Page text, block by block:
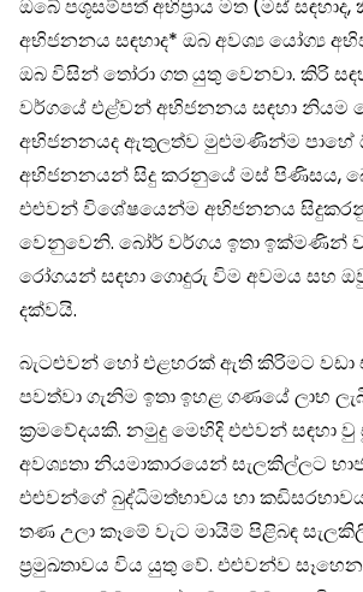
ඔබේ පශූසම්පත් අභිප‍්‍රාය මත (මස් සඳහාද,
අභිජනනය සඳහාද* ඔබ අවශ්‍ය යෝග්‍ය
ඔබ විසින් තෝරා ගත යුතු වෙනවා. කිරි
වර්ගයේ එළ්වන් අභිජනනය සඳහා නියම
අභිජනනයද ඇතුලත්ව මුළුමණින්ම පාහේ
අභිජනනයන් සිදු කරනුයේ මස් පිණිසය,
එළුවන් විශේෂයෙන්ම අභිජනනය
වෙනුවෙනි. බෝර් වර්ගය ඉතා ඉක්මණින්
රෝගයන් සඳහා ගොදුරු විම අවමය සහ
දක්වයි.
බැටළුවන් හෝ එළහරක් ඇති කිරිමට
පවත්වා ගැනිම ඉතා ඉහළ ගණයේ ලාභ
ක‍්‍රමවේදයකි. නමුදු මෙහිදි එළුවන් සඳහා
අවශ්‍යතා නියමාකාරයෙන් සැලකිල්ලට
එළුවන්ගේ බුද්ධිමත්භාවය හා
තණ උලා කෑමේ වැට මායිම් පිළිබඳ
ප‍්‍රමුඛතාවය විය යුතු වේ. එළුවන්ව